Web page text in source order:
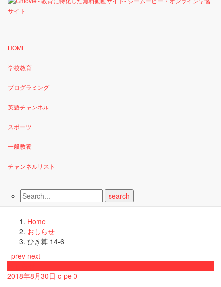
HOME
学校教育
プログラミング
英語チャンネル
スポーツ
一般教養
チャンネルリスト
Home
おしらせ
ひき算 14-6
prev next
2018年8月30日 c-pe 0